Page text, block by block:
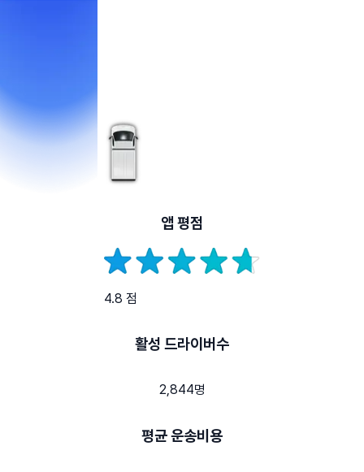
앱 평점
4.8 점
활성 드라이버수
2,844명
평균 운송비용